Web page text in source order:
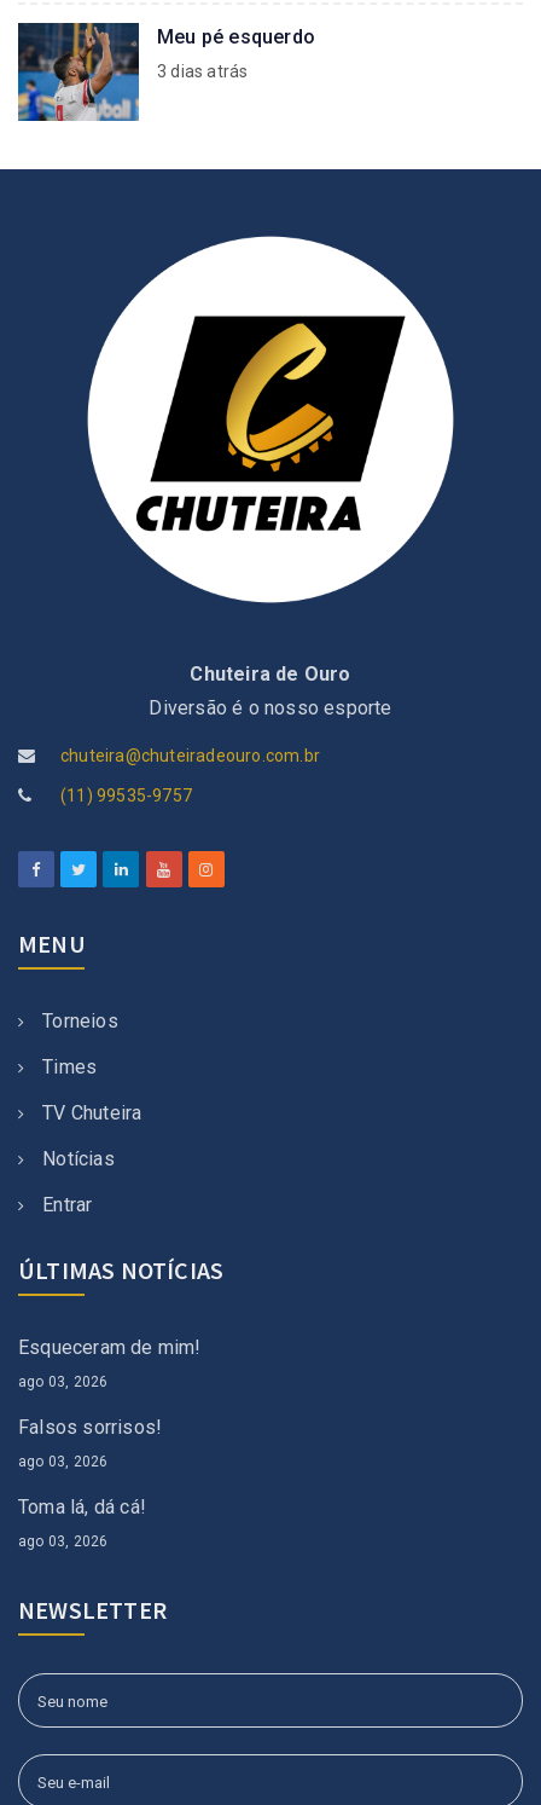
Meu pé esquerdo
3 dias atrás
Chuteira de Ouro
Diversão é o nosso esporte
chuteira@chuteiradeouro.com.br
(11) 99535-9757
MENU
Torneios
Times
TV Chuteira
Notícias
Entrar
ÚLTIMAS NOTÍCIAS
Esqueceram de mim!
ago 03, 2026
Falsos sorrisos!
ago 03, 2026
Toma lá, dá cá!
ago 03, 2026
NEWSLETTER